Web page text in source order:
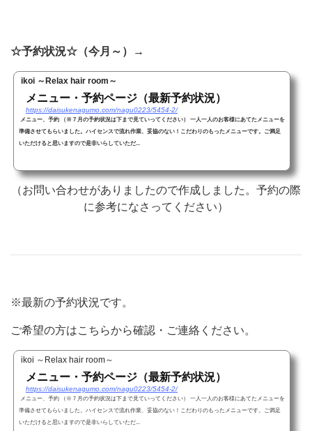
☆予約状況☆（今月～）→
ikoi ～Relax hair room～
メニュー・予約ページ（最新予約状況）
https://daisukenagumo.com/nagu0223/5454-2/
メニュー、予約 （※７月の予約状況は下まで見ていってください） 一人一人のお客様にあてたメニューを
準備させてもらいました。ハイセンスで流れ作業、妥協のない！こだわりのもったメニューです。ご満足
いただけると思いますので是非いらしていただ...
（お問い合わせがありましたので作成しました。予約の際
に参考になさってください）
※最新の予約状況です。
ご希望の方はこちらから確認・ご連絡ください。
ikoi ～Relax hair room～
メニュー・予約ページ（最新予約状況）
https://daisukenagumo.com/nagu0223/5454-2/
メニュー、予約 （※７月の予約状況は下まで見ていってください） 一人一人のお客様にあてたメニューを
準備させてもらいました。ハイセンスで流れ作業、妥協のない！こだわりのもったメニューです。ご満足
いただけると思いますので是非いらしていただ...